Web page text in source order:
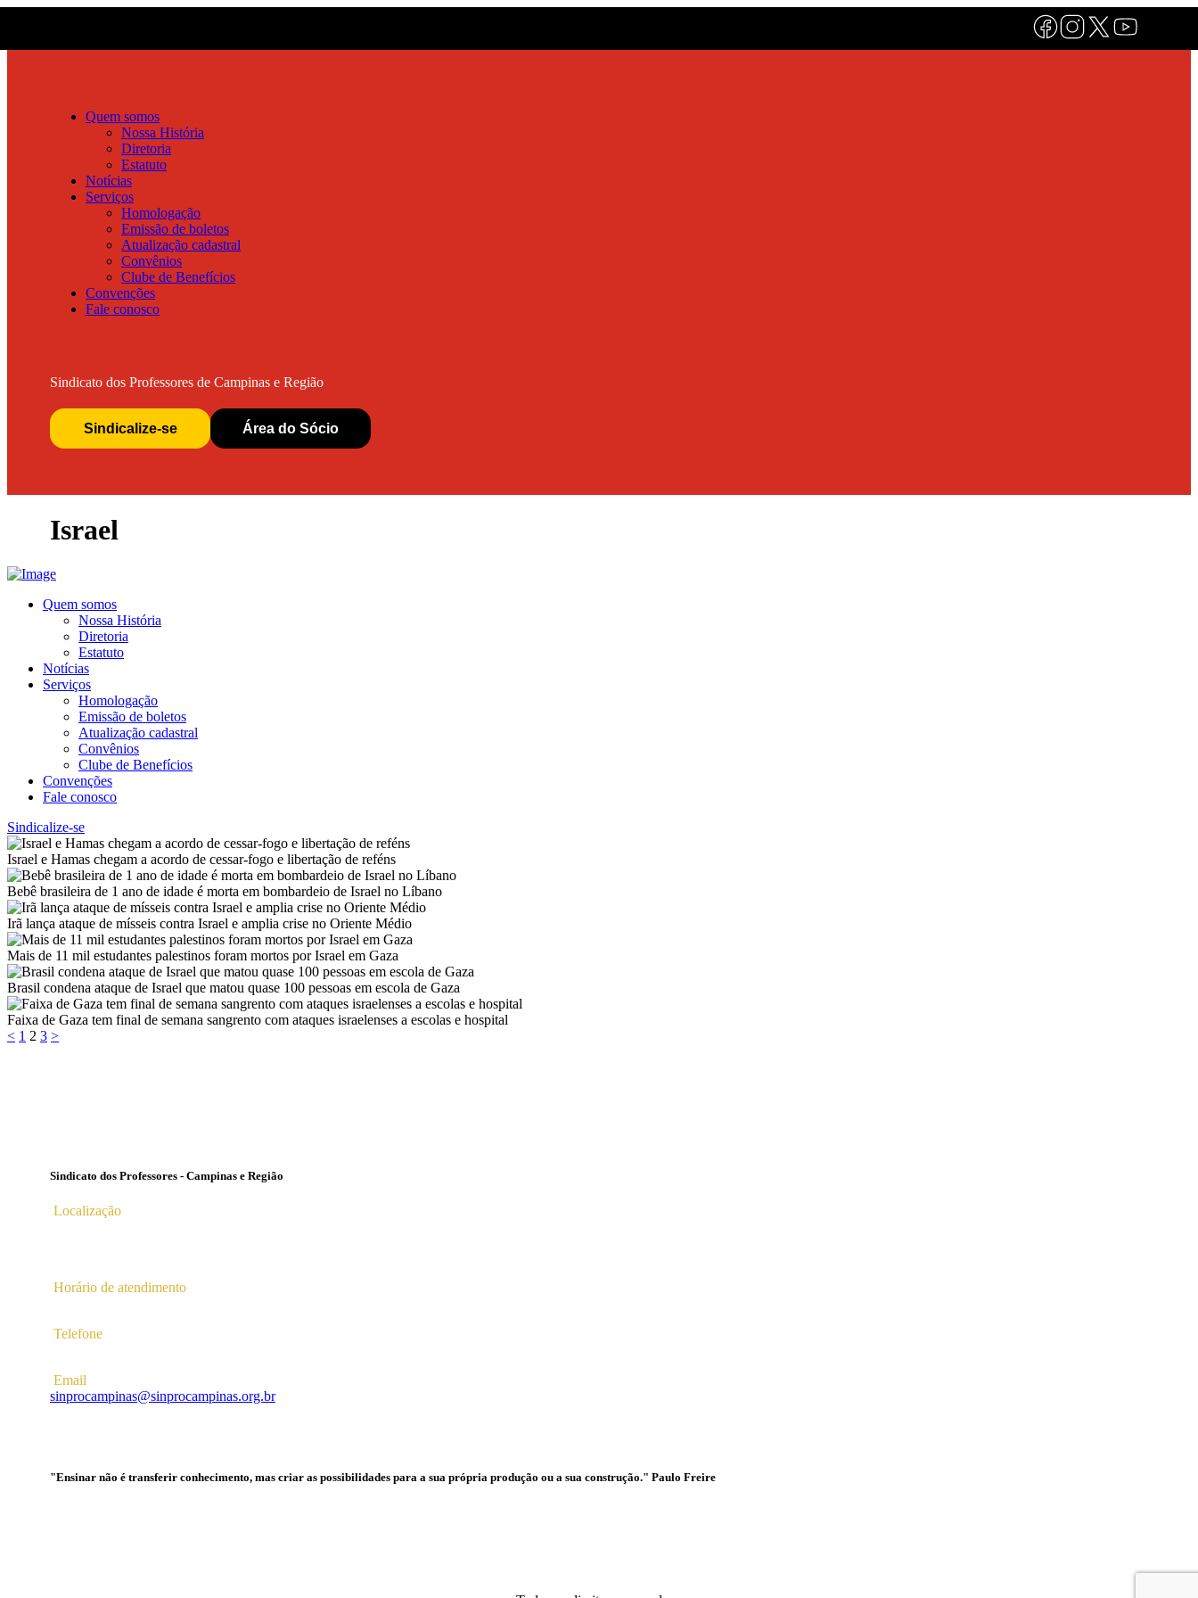
Quem somos
Nossa História
Diretoria
Estatuto
Notícias
Serviços
Homologação
Emissão de boletos
Atualização cadastral
Convênios
Clube de Benefícios
Convenções
Fale conosco
Sindicato dos Professores de Campinas e Região
Sindicalize-se Área do Sócio
Israel
Quem somos
Nossa História
Diretoria
Estatuto
Notícias
Serviços
Homologação
Emissão de boletos
Atualização cadastral
Convênios
Clube de Benefícios
Convenções
Fale conosco
Sindicalize-se
Israel e Hamas chegam a acordo de cessar-fogo e libertação de reféns
Bebê brasileira de 1 ano de idade é morta em bombardeio de Israel no Líbano
Irã lança ataque de mísseis contra Israel e amplia crise no Oriente Médio
Mais de 11 mil estudantes palestinos foram mortos por Israel em Gaza
Brasil condena ataque de Israel que matou quase 100 pessoas em escola de Gaza
Faixa de Gaza tem final de semana sangrento com ataques israelenses a escolas e hospital
Paginação
< Page
1 Page
2 Page
3 >
Sindicato dos Professores - Campinas e Região
Localização
Horário de atendimento
Telefone
Email
sinprocampinas@sinprocampinas.org.br
"Ensinar não é transferir conhecimento, mas criar as possibilidades para a sua própria produção ou a sua construção." Paulo Freire